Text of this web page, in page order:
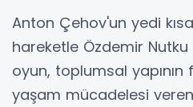
Anton Çehov'un yedi
hareketle Özdemir
oyun, toplumsal yapının
yaşam mücadelesi